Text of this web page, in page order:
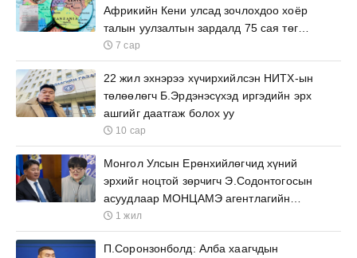
Африкийн Кени улсад зочлохдоо хоёр
талын уулзалтын зардалд 75 сая төгрөг
зарцуулна
7 сар
22 жил эхнэрээ хүчирхийлсэн НИТХ-ын
төлөөлөгч Б.Эрдэнэсүхэд иргэдийн эрх
ашгийг даатгаж болох уу
10 сар
Монгол Улсын Ерөнхийлөгчид хүний
эрхийг ноцтой зөрчигч Э.Содонтогосын
асуудлаар МОНЦАМЭ агентлагийн
ажилтнууд өргөх бичиг барьжээ
1 жил
П.Соронзонболд: Алба хаагчдын